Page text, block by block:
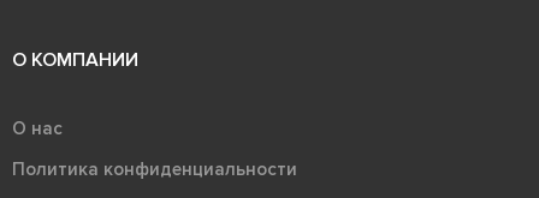
О КОМПАНИИ
О нас
Политика конфиденциальности